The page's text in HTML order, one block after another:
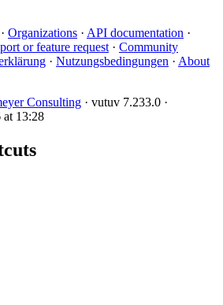
· Organizations · API documentation ·
or feature request · Community
· Nutzungsbedingungen · About
Consulting · vutuv 7.233.0 ·
at 13:28